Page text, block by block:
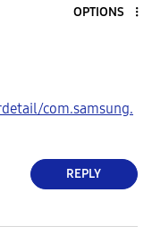
OPTIONS
com.samsung.
REPLY